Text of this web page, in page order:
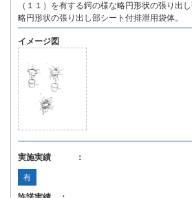
（１１）を有する鍔の様な略円形状の張り出
略円形状の張り出し部シート付排泄用袋体。
イメージ図
実施実績 ：
有